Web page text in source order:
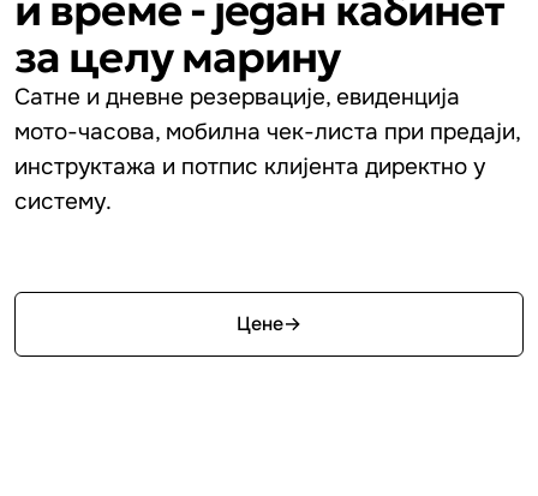
за целу марину
Сатне и дневне резервације, евиденција
мото-часова, мобилна чек-листа при предаји,
инструктажа и потпис клијента директно у
систему.
Цене→